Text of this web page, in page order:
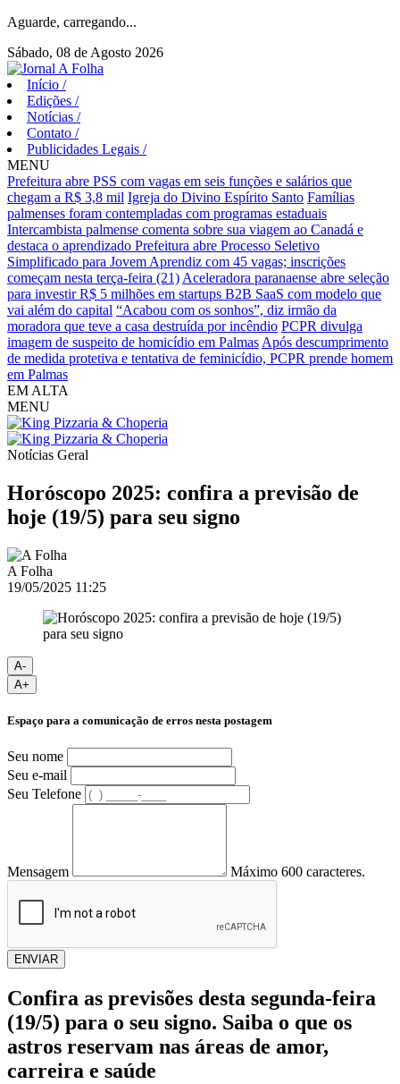
Aguarde, carregando...
Sábado, 08 de Agosto 2026
Início /
Edições /
Notícias /
Contato /
Publicidades Legais /
MENU
Prefeitura abre PSS com vagas em seis funções e salários que
chegam a R$ 3,8 mil Igreja do Divino Espírito Santo Famílias
palmenses foram contempladas com programas estaduais
Intercambista palmense comenta sobre sua viagem ao Canadá e
destaca o aprendizado Prefeitura abre Processo Seletivo
Simplificado para Jovem Aprendiz com 45 vagas; inscrições
começam nesta terça-feira (21) Aceleradora paranaense abre seleção
para investir R$ 5 milhões em startups B2B SaaS com modelo que
vai além do capital “Acabou com os sonhos”, diz irmão da
moradora que teve a casa destruída por incêndio PCPR divulga
imagem de suspeito de homicídio em Palmas Após descumprimento
de medida protetiva e tentativa de feminicídio, PCPR prende homem
em Palmas
EM ALTA
MENU
Notícias Geral
Horóscopo 2025: confira a previsão de
hoje (19/5) para seu signo
A Folha
19/05/2025 11:25
A-
A+
Espaço para a comunicação de erros nesta postagem
Seu nome
Seu e-mail
Seu Telefone
Mensagem Máximo 600 caracteres.
ENVIAR
Confira as previsões desta segunda-feira
(19/5) para o seu signo. Saiba o que os
astros reservam nas áreas de amor,
carreira e saúde